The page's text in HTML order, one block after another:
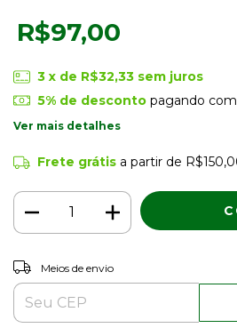
R$97,00
3 x de R$32,33 sem juros
5% de descontopagando
Ver mais detalhes
Frete grátis a partir de
Entregas para o CEP:
Meios de envio